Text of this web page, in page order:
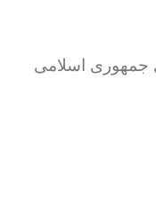
جمهوری اسلامی